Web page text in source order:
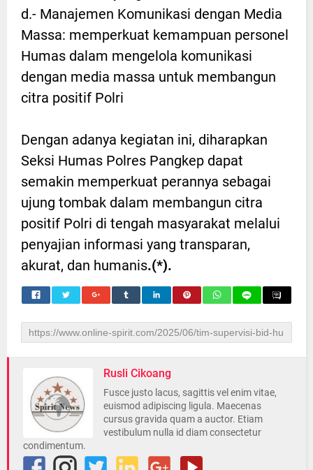
d.- Manajemen Komunikasi dengan Media
Massa: memperkuat kemampuan personel
Humas dalam mengelola komunikasi
dengan media massa untuk membangun
citra positif Polri
Dengan adanya kegiatan ini, diharapkan
Seksi Humas Polres Pangkep dapat
semakin memperkuat perannya sebagai
ujung tombak dalam membangun citra
positif Polri di tengah masyarakat melalui
penyajian informasi yang transparan,
akurat, dan humanis.(*).
Rusli Cikoang
Fusce justo lacus, sagittis vel enim vitae,
euismod adipiscing ligula. Maecenas
cursus gravida quam a auctor. Etiam
vestibulum nulla id diam consectetur
condimentum.